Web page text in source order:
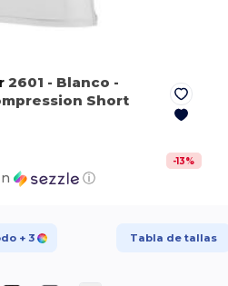
2601 - Blanco -
Short
-13%
ⓘ
+ 3 Tabla de tallas